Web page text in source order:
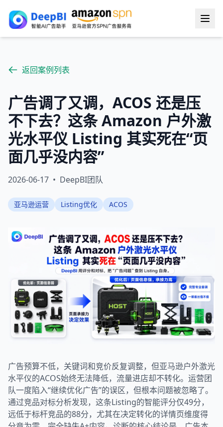
返回案例列表
广告调了又调，ACOS 还是压
不下去？这条 Amazon 户外激
光水平仪 Listing 其实死在“页
面几乎没内容”
2026-06-17 • DeepBI团队
亚马逊运营 Listing优化 ACOS
广告预算不低，关键词和竞价反复调整，但亚马逊户外激光
水平仪的ACOS始终无法降低，流量进店却不转化。运营团
队一度陷入“继续优化广告”的误区，但根本问题被忽略了。
通过竞品对标分析发现，这条Listing的智能评分仅49分，
远低于标杆竞品的88分，尤其在决定转化的详情页维度得